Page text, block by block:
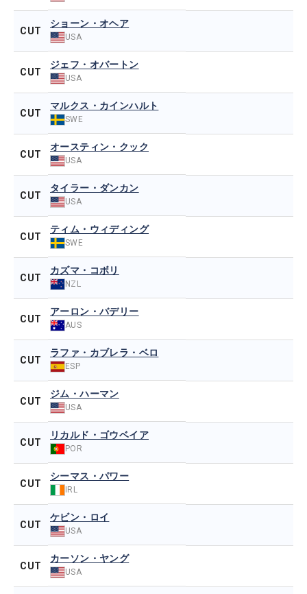
CUT
ショーン・オヘア
USA
CUT
ジェフ・オバートン
USA
CUT
マルクス・カインハルト
SWE
CUT
オースティン・クック
USA
CUT
タイラー・ダンカン
USA
CUT
ティム・ウィディング
SWE
CUT
カズマ・コボリ
NZL
CUT
アーロン・バデリー
AUS
CUT
ラファ・カブレラ・ベロ
ESP
CUT
ジム・ハーマン
USA
CUT
リカルド・ゴウベイア
POR
CUT
シーマス・パワー
IRL
CUT
ケビン・ロイ
USA
CUT
カーソン・ヤング
USA